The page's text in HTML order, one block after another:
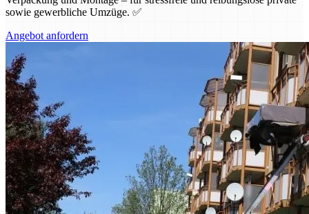
sowie gewerbliche Umzüge. ✅
Angebot anfordern